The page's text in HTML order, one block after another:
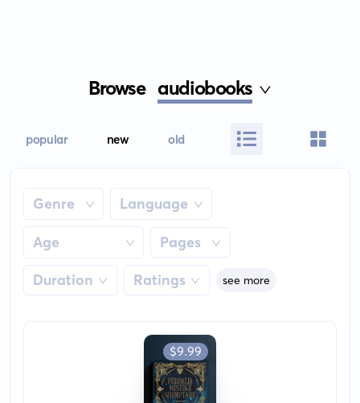
Browse audiobooks
popular new old
Genre Language
Age Pages
Duration Ratings see more
$9.99